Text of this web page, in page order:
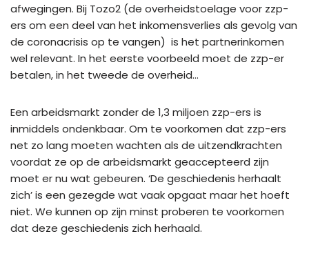
afwegingen. Bij Tozo2 (de overheidstoelage voor zzp-
ers om een deel van het inkomensverlies als gevolg van
de coronacrisis op te vangen) is het partnerinkomen
wel relevant. In het eerste voorbeeld moet de zzp-er
betalen, in het tweede de overheid…
Een arbeidsmarkt zonder de 1,3 miljoen zzp-ers is
inmiddels ondenkbaar. Om te voorkomen dat zzp-ers
net zo lang moeten wachten als de uitzendkrachten
voordat ze op de arbeidsmarkt geaccepteerd zijn
moet er nu wat gebeuren. ‘De geschiedenis herhaalt
zich’ is een gezegde wat vaak opgaat maar het hoeft
niet. We kunnen op zijn minst proberen te voorkomen
dat deze geschiedenis zich herhaald.